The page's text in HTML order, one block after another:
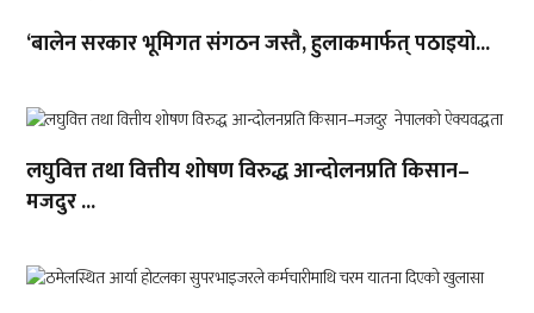
‘बालेन सरकार भूमिगत संगठन जस्तै, हुलाकमार्फत् पठाइयो...
लघुवित्त तथा वित्तीय शोषण विरुद्ध आन्दोलनप्रति किसान–
मजदुर ...